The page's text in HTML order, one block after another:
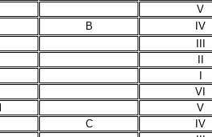
V
B
IV
VI
V
C
IV